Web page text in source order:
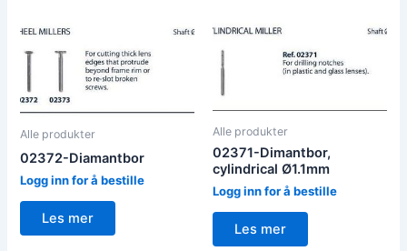
Alle produkter
02372-Diamantbor
Logg inn for å bestille
Les mer
Alle produkter
02371-Dimantbor,
cylindrical Ø1.1mm
Logg inn for å bestille
Les mer